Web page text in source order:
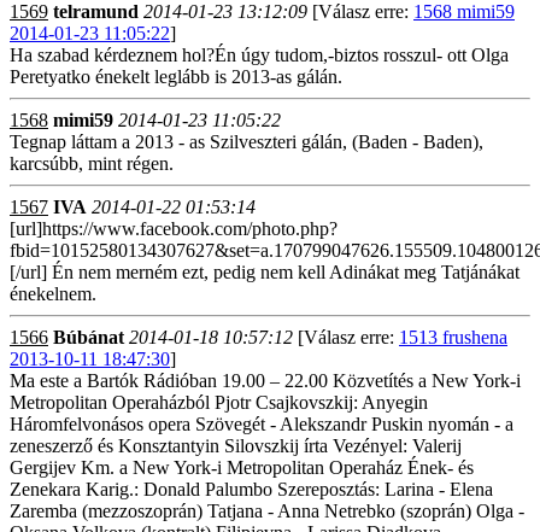
1569 telramund 2014-01-23 13:12:09 [Válasz erre: 1568 mimi59
2014-01-23 11:05:22]
Ha szabad kérdeznem hol?Én úgy tudom,-biztos rosszul- ott Olga
Peretyatko énekelt leglább is 2013-as gálán.
1568 mimi59 2014-01-23 11:05:22
Tegnap láttam a 2013 - as Szilveszteri gálán, (Baden - Baden),
karcsúbb, mint régen.
1567 IVA 2014-01-22 01:53:14
[url]https://www.facebook.com/photo.php?
[/url] Én nem merném ezt, pedig nem kell Adinákat meg Tatjánákat
énekelnem.
1566 Búbánat 2014-01-18 10:57:12 [Válasz erre: 1513 frushena
2013-10-11 18:47:30]
Ma este a Bartók Rádióban 19.00 – 22.00 Közvetítés a New York-i
Metropolitan Operaházból Pjotr Csajkovszkij: Anyegin
Háromfelvonásos opera Szövegét - Alekszandr Puskin nyomán - a
zeneszerző és Konsztantyin Silovszkij írta Vezényel: Valerij
Gergijev Km. a New York-i Metropolitan Operaház Ének- és
Zenekara Karig.: Donald Palumbo Szereposztás: Larina - Elena
Zaremba (mezzoszoprán) Tatjana - Anna Netrebko (szoprán) Olga -